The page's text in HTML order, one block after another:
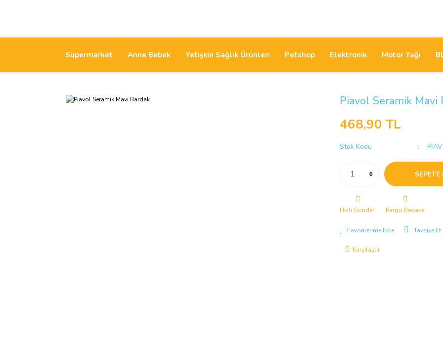
Süpermarket Anne Bebek Yetişkin Sağlık Ürünleri Petshop Elektronik Motor Yağı
Piavol Seramik Mavi
468,90 TL
Stok Kodu
SEPETE
Hızlı Gönderi Kargo Bedava
Tavsiye Et
Karşılaştır